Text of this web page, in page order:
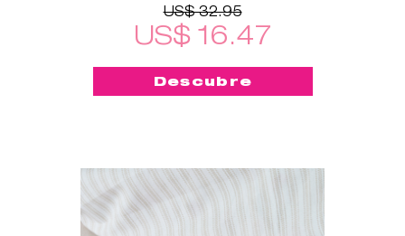
US$ 32.95
US$ 16.47
Descubre